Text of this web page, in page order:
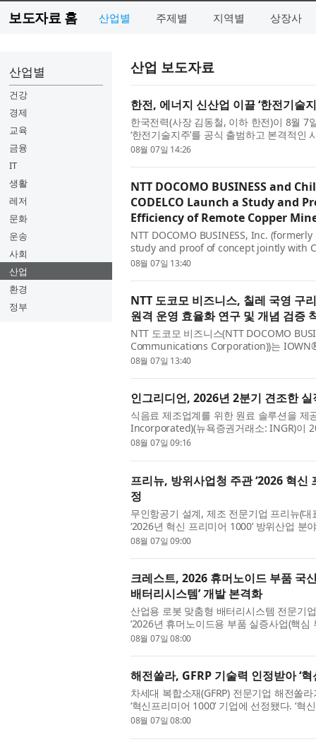
보도자료 홈 산업별 주제별 지역별 상장사
산업별
건강
경제
교육
금융
IT
생활
레저
문화
운송
사회
산업
환경
정부
산업 보도자료
한전, 에너지 신산업 이끌 ‘한전기술
한국전력(사장 김동철, 이하 한전)이 8월 7
‘한전기술지주’를 공식 출범하고 본격적
성환 장관, 더불어민주당 신정훈 의원과
08월 07일 14:26
NTT DOCOMO BUSINESS and
CODELCO Launch a Study and
Efficiency of Remote Copper
NTT DOCOMO BUSINESS, Inc.
study and proof of concept jointly with
to progress remote operations at
08월 07일 13:40
NTT 도코모 비즈니스, 칠레 국영 구
원격 운영 효율화 연구 및 개념 검증
NTT 도코모 비즈니스(NTT DOCOMO
Communications Corporation))는
활용해 ‘코델코’의 구리광산 원격 운영을
08월 07일 13:40
인그리디언, 2026년 2분기 견조한 실
식음료 제조업계를 위한 원료 솔루션을
Incorporated)(뉴욕증권거래소: INGR)이
최고경영자(CEO)인 짐 잘리(Jim Zallie)는
08월 07일 09:16
프리뉴, 방위사업청 주관 ‘2026 혁신
정
무인항공기 설계, 제조 전문기업 프리뉴(
‘2026년 혁신 프리미어 1000’ 방위산업
1000’은 기술 혁신성과 성장 가능성이 높
08월 07일 09:00
크레스트, 2026 휴머노이드 부품 국
배터리시스템’ 개발 본격화
산업용 로봇 맞춤형 배터리시스템 전문기
‘2026년 휴머노이드용 부품 실증사업(핵
휴머노이드용 부품 실증사업은 시장형성
08월 07일 08:00
해전쏠라, GFRP 기술력 인정받아 ‘
차세대 복합소재(GFRP) 전문기업 해전쏠
‘혁신프리미어 1000’ 기업에 선정됐다. ‘
견기업을 발굴해 금융 및 정책 지원을 연
08월 07일 08:00